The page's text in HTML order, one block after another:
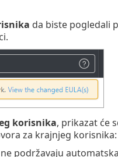
da biste pogledali
korisnika, prikazat će
za krajnjeg korisnika:
podržavaju